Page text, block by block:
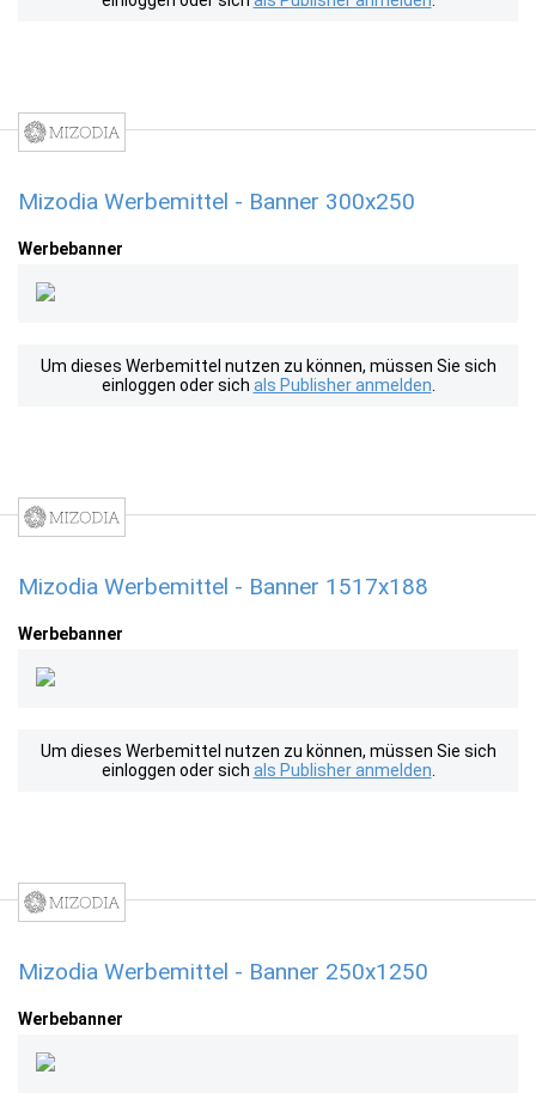
Mizodia Werbemittel - Banner 300x250
Werbebanner
Um dieses Werbemittel nutzen zu können, müssen Sie sich
einloggen oder sich als Publisher anmelden
Mizodia Werbemittel - Banner 1517x188
Werbebanner
Um dieses Werbemittel nutzen zu können, müssen Sie sich
einloggen oder sich als Publisher anmelden
Mizodia Werbemittel - Banner 250x1250
Werbebanner